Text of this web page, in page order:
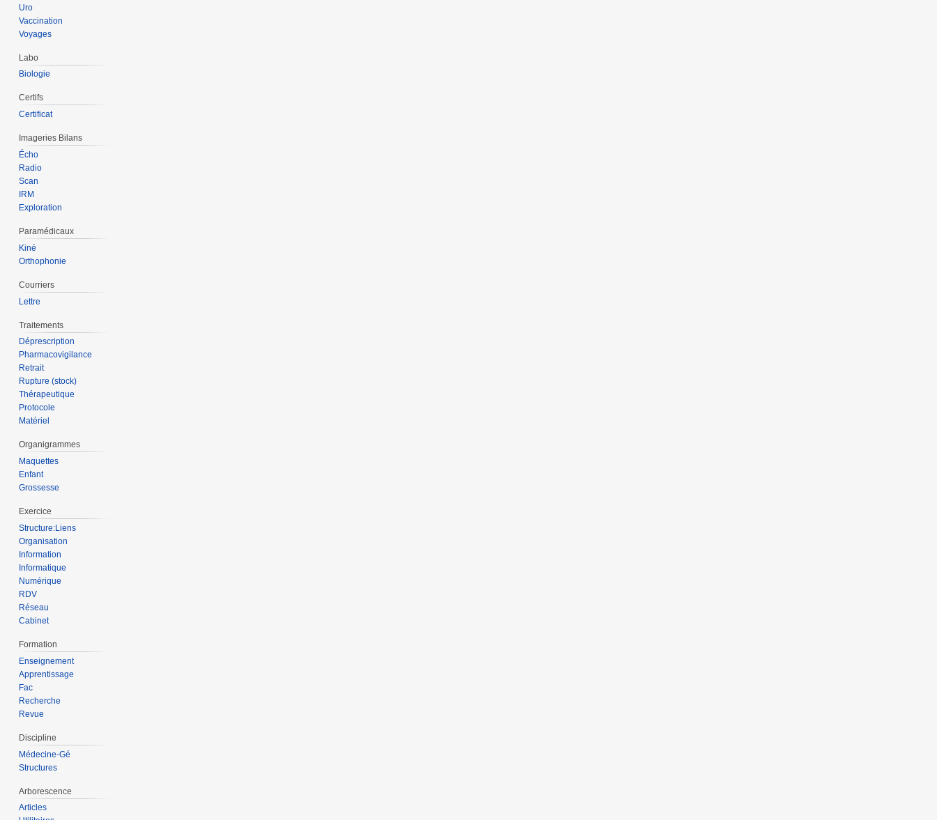
Uro
Vaccination
Voyages
Labo
Biologie
Certifs
Certificat
Imageries Bilans
Écho
Radio
Scan
IRM
Exploration
Paramédicaux
Kiné
Orthophonie
Courriers
Lettre
Traitements
Déprescription
Pharmacovigilance
Retrait
Rupture (stock)
Thérapeutique
Protocole
Matériel
Organigrammes
Maquettes
Enfant
Grossesse
Exercice
Structure:Liens
Organisation
Information
Informatique
Numérique
RDV
Réseau
Cabinet
Formation
Enseignement
Apprentissage
Fac
Recherche
Revue
Discipline
Médecine-Gé
Structures
Arborescence
Articles